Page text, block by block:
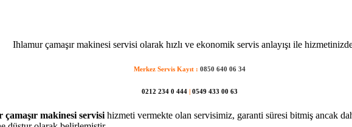
Ihlamur çamaşır makinesi servisi olarak hızlı ve ekonomik servis anlayışı ile
Merkez Servis Kayıt : 0850 640 06 34
0212 234 0 444 | 0549 433 00 63
makinesi servisi hizmeti vermekte olan servisimiz, garanti süresi bitmiş ancak